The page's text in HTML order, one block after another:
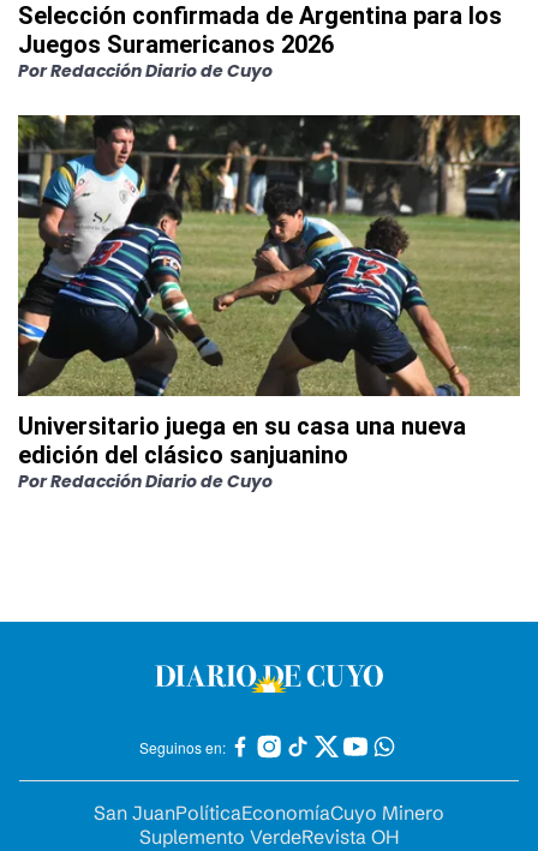
Selección confirmada de Argentina para los
Juegos Suramericanos 2026
PorRedacción Diario de Cuyo
Universitario juega en su casa una nueva
edición del clásico sanjuanino
PorRedacción Diario de Cuyo
Seguinos en:
San JuanPolíticaEconomíaCuyo Minero
Suplemento VerdeRevista OH